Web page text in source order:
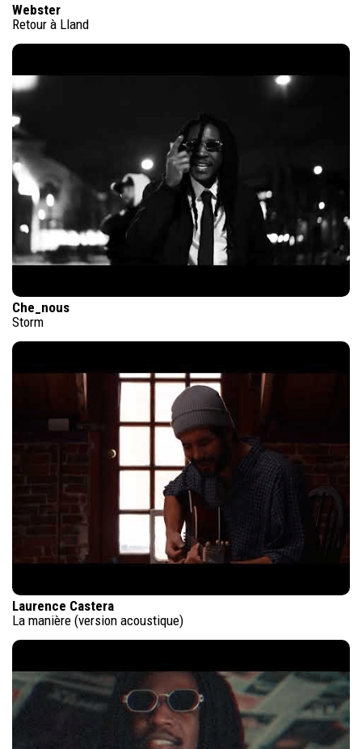
Webster
Retour à Lland
Che_nous
Storm
Laurence Castera
La manière (version acoustique)